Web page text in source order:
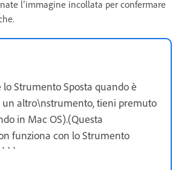
l’immagine incollata per confermare
lo Strumento Sposta quando è
un altro\nstrumento, tieni premuto
in Mac OS).(Questa
funziona con lo Strumento
```